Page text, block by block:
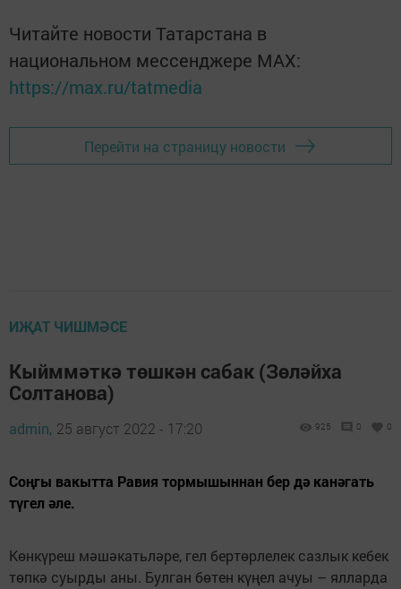
Читайте новости Татарстана в
национальном мессенджере MАХ:
https://max.ru/tatmedia
Перейти на страницу новости
ИҖАТ ЧИШМӘСЕ
Кыйммәткә төшкән сабак (Зөләйха
Солтанова)
admin, 25 август 2022 - 17:20 925 0 0
Соңгы вакытта Равия тормышыннан бер дә канәгать
түгел әле.
Көнкүреш мәшәкатьләре, гел бертөрлелек сазлык кебек
төпкә суырды аны. Булган бөтен күңел ачуы – ялларда